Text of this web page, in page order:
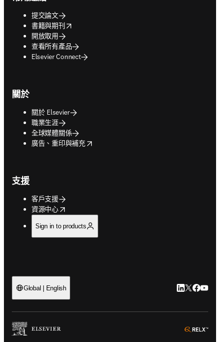
提交論文
書籍與期刊
opens in new tab/window
開放取用
查看所有產品
Elsevier Connect
關於
關於 Elsevier
職業生涯
全球媒體關係
廣告、重印與補充
opens in new tab/window
支援
客戶支援
資源中心
opens in new tab/window
Sign in to products
Global | English LinkedIn 打
Twitter 打